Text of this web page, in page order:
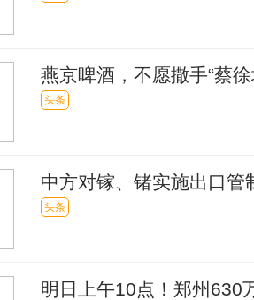
燕京啤酒，不愿撒手“蔡
头条
中方对镓、锗实施出口管
应 快播
头条
明日上午10点！郑州